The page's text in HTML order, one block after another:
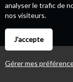
analyser le trafic de
nos visiteurs.
J'accepte
Gérer mes